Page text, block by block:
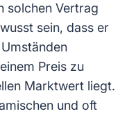
solchen Vertrag
sein, dass er
Preis zu
Marktwert liegt.
und oft